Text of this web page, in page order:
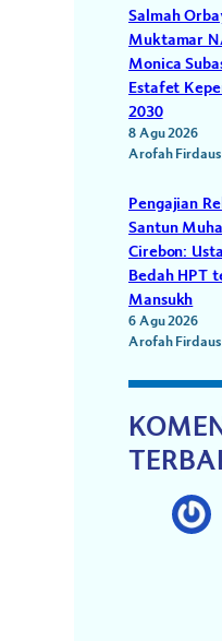
Salmah
Muktamar
Monica
Estafet
2030
8 Agu 2026
Arofah Firdaus
Pengajian
Santun
Cirebon:
Bedah HPT
Mansukh
6 Agu 2026
Arofah Firdaus